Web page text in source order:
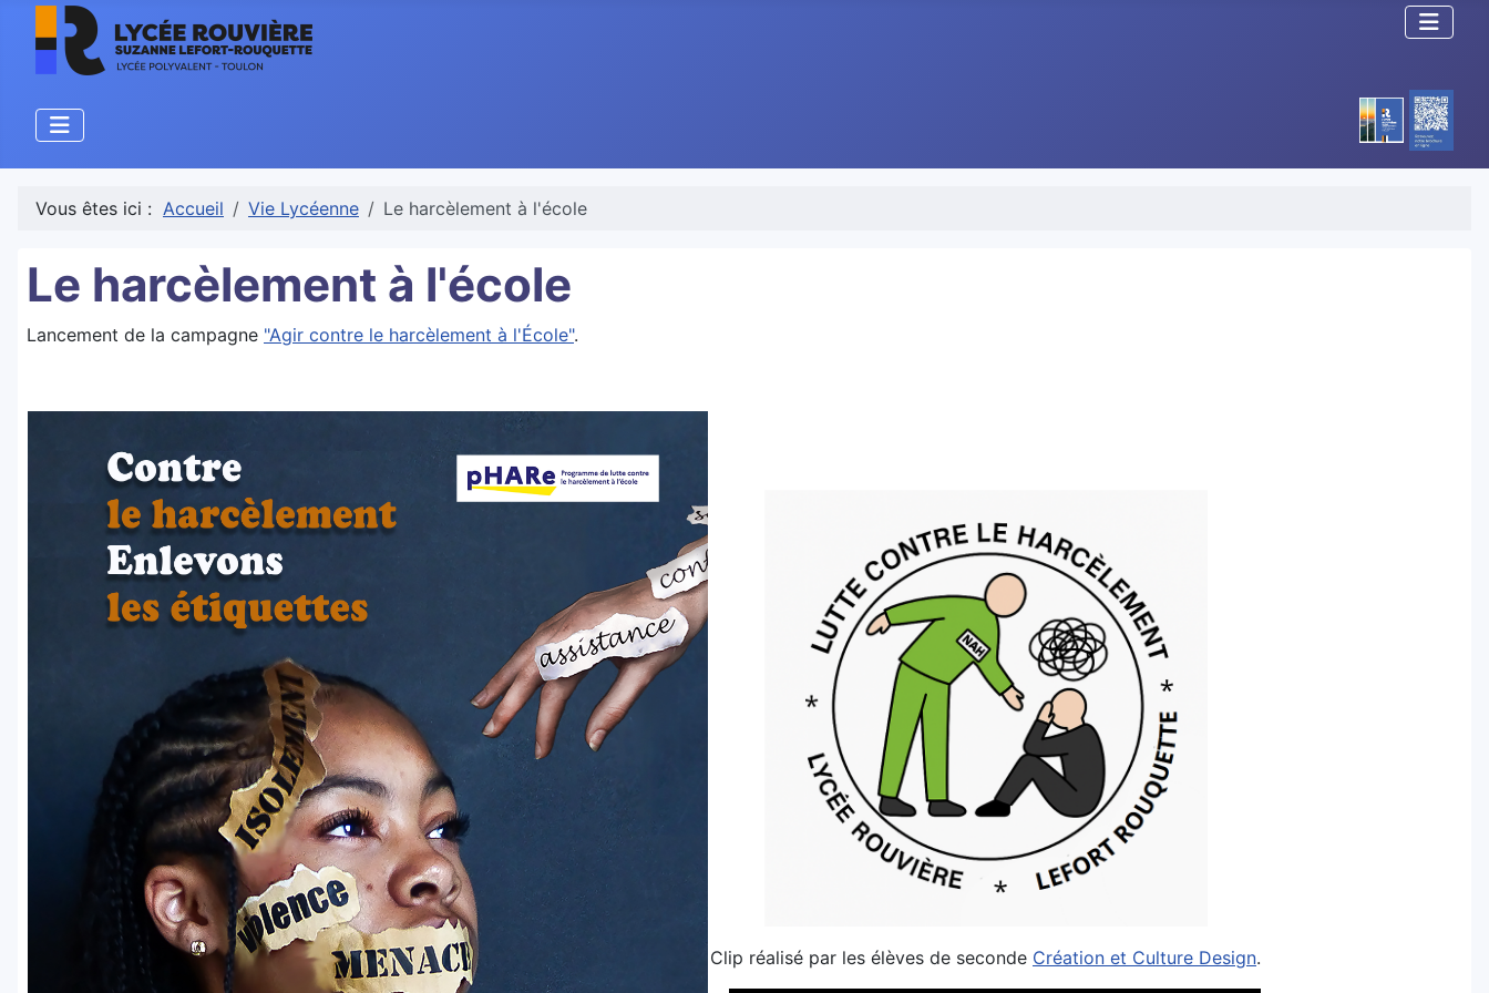
Vous êtes ici : Accueil Vie Lycéenne Le harcèlement à l'école
Le harcèlement à l'école
Lancement de la campagne "Agir contre le harcèlement à l'École".
Clip réalisé par les élèves de seconde Création et Culture Design.